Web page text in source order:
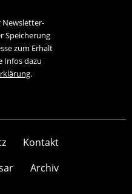
Newsletter-
Speicherung
zum Erhalt
Infos dazu
.
Kontakt
Archiv